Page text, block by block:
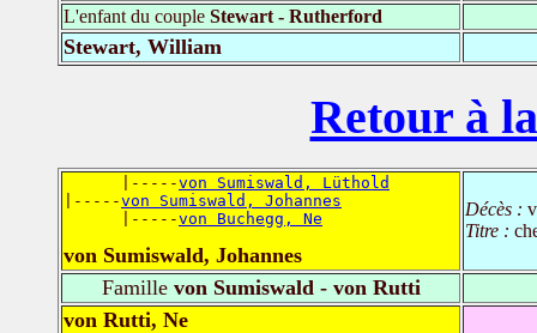
L'enfant du couple Stewart - Rutherford
Stewart, William
Retour à
      |-----
von Sumiswald, Lüthold
|-----von Sumiswald, Johannes
      |-----
von Buchegg, Ne
von Sumiswald, Johannes
Décès :
Titre :
Famillevon Sumiswald - von Rutti
von Rutti, Ne